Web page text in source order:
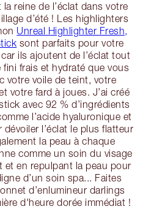
la reine de l’éclat dans votre
d’été ! Les highlighters
Unreal Highlighter Fresh,
sont parfaits pour votre
car ils ajoutent de l’éclat tout
fini frais et hydraté que vous
votre voile de teint, votre
votre fard à joues. J’ai créé
avec 92 % d’ingrédients
l’acide hyaluronique et
dévoiler l’éclat le plus flatteur
la peau à chaque
comme un soin du visage
et en repulpant la peau pour
d’un soin spa... Faites
d’enlumineur darlings
d'heure dorée immédiat !